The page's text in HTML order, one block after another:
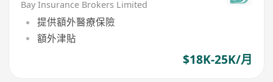
Bay Insurance Brokers Limited
提供額外醫療保險
額外津貼
$18K-25K/月